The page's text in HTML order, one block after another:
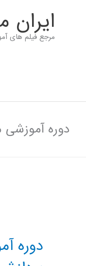
ايران
مرجع فیلم های
دوره
دوره